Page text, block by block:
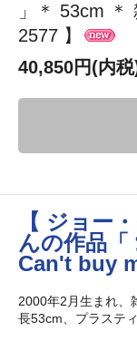
」＊ 53cm
2577 】
40,850円(内税
【 ジョー
んの作品
Can't buy
2000年2月生まれ、
長53cm、プラステ